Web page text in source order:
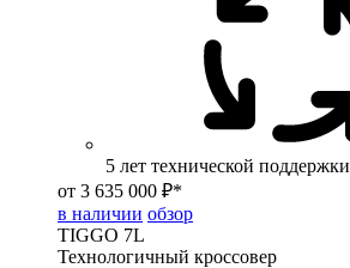
5 лет технической поддержки
от 3 635 000 ₽*
в наличии обзор
TIGGO 7L
Технологичный кроссовер